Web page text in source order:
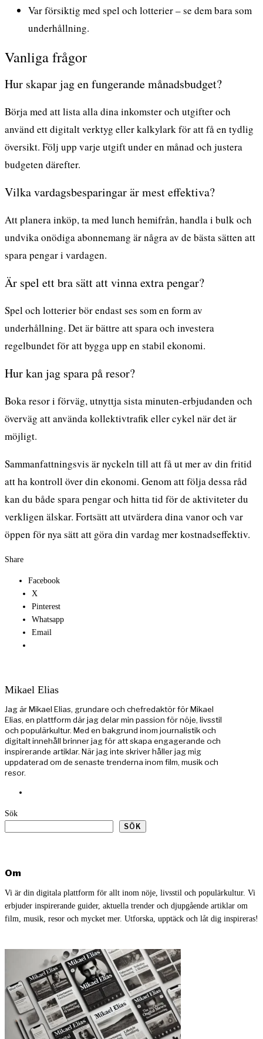
Var försiktig med spel och lotterier – se dem bara som
underhållning.
Vanliga frågor
Hur skapar jag en fungerande månadsbudget?
Börja med att lista alla dina inkomster och utgifter och
använd ett digitalt verktyg eller kalkylark för att få en tydlig
översikt. Följ upp varje utgift under en månad och justera
budgeten därefter.
Vilka vardagsbesparingar är mest effektiva?
Att planera inköp, ta med lunch hemifrån, handla i bulk och
undvika onödiga abonnemang är några av de bästa sätten att
spara pengar i vardagen.
Är spel ett bra sätt att vinna extra pengar?
Spel och lotterier bör endast ses som en form av
underhållning. Det är bättre att spara och investera
regelbundet för att bygga upp en stabil ekonomi.
Hur kan jag spara på resor?
Boka resor i förväg, utnyttja sista minuten-erbjudanden och
överväg att använda kollektivtrafik eller cykel när det är
möjligt.
Sammanfattningsvis är nyckeln till att få ut mer av din fritid
att ha kontroll över din ekonomi. Genom att följa dessa råd
kan du både spara pengar och hitta tid för de aktiviteter du
verkligen älskar. Fortsätt att utvärdera dina vanor och var
öppen för nya sätt att göra din vardag mer kostnadseffektiv.
Share
Facebook
X
Pinterest
Whatsapp
Email
Mikael Elias
Jag är Mikael Elias, grundare och chefredaktör för Mikael
Elias, en plattform där jag delar min passion för nöje, livsstil
och populärkultur. Med en bakgrund inom journalistik och
digitalt innehåll brinner jag för att skapa engagerande och
inspirerande artiklar. När jag inte skriver håller jag mig
uppdaterad om de senaste trenderna inom film, musik och
resor.
Sök
SÖK
Om
Vi är din digitala plattform för allt inom nöje, livsstil och populärkultur. Vi
erbjuder inspirerande guider, aktuella trender och djupgående artiklar om
film, musik, resor och mycket mer. Utforska, upptäck och låt dig inspireras!